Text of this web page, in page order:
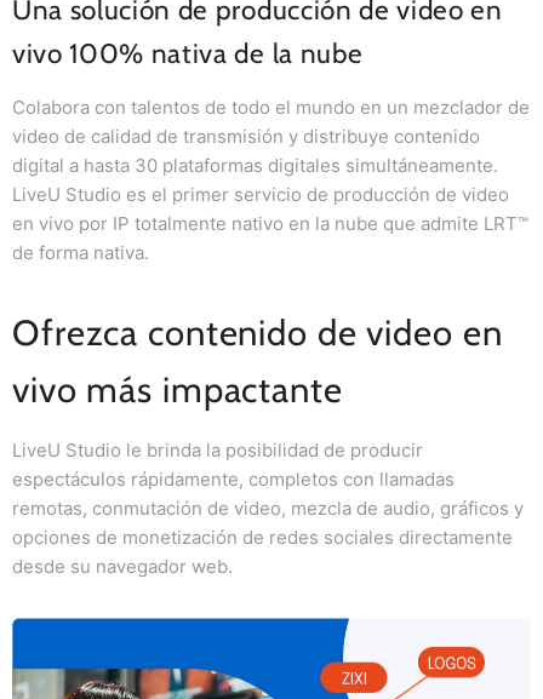
Una solución de producción de video en
vivo 100% nativa de la nube
Colabora con talentos de todo el mundo en un mezclador de
video de calidad de transmisión y distribuye contenido
digital a hasta 30 plataformas digitales simultáneamente.
LiveU Studio es el primer servicio de producción de video
en vivo por IP totalmente nativo en la nube que admite LRT™
de forma nativa.
Ofrezca contenido de video en
vivo más impactante
LiveU Studio le brinda la posibilidad de producir
espectáculos rápidamente, completos con llamadas
remotas, conmutación de video, mezcla de audio, gráficos y
opciones de monetización de redes sociales directamente
desde su navegador web.